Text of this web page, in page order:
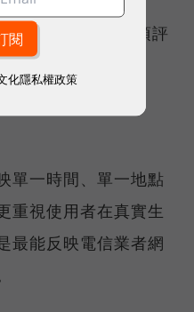
最具代表性的兩項評
（Consistent
單一時間、單一地點
重視使用者在真實生
最能反映電信業者網
化隱私權政策